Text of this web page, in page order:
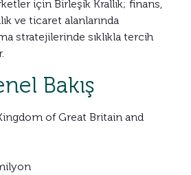
için Birleşik Krallık; finans,
ve ticaret alanlarında
stratejilerinde sıklıkla tercih
Bakış
of Great Britain and